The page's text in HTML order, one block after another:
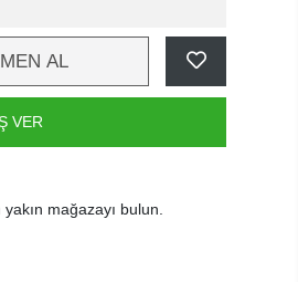
AL
VER
mağazayı bulun.